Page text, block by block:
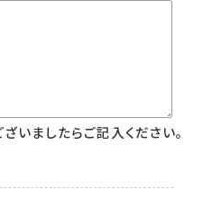
いましたらご記入ください。